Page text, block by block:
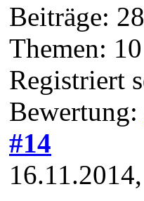
Beiträge:
Themen: 10
Registriert
Bewertung:
#14